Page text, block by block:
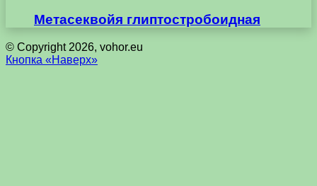
Метасеквойя глиптостробоидная
© Copyright 2026, vohor.eu
Кнопка «Наверх»